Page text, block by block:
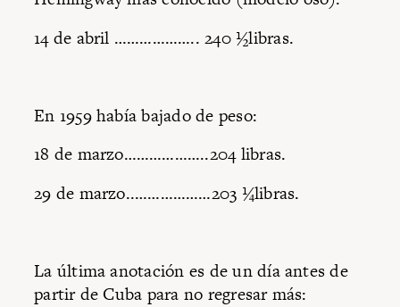
14 de abril ……………….. 240 ½libras.
En 1959 había bajado de peso:
18 de marzo………………..204 libras.
29 de marzo..………………203 ¼libras.
La última anotación es de un día antes de
partir de Cuba para no regresar más: